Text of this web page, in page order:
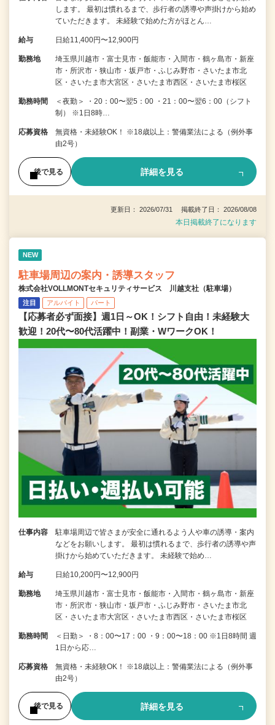
します。 最初は慣れるまで、歩行者の誘導や声掛けから始め
ていただきます。 未経験で始めた方がほとん…
給与 日給11,400円〜12,900円
勤務地
埼玉県川越市・富士見市・飯能市・入間市・鶴ヶ島市・新座
市・所沢市・狭山市・坂戸市・ふじみ野市・さいたま市北
区・さいたま市大宮区・さいたま市西区・さいたま市桜区
勤務時間
＜夜勤＞ ・20：00〜翌5：00 ・21：00〜翌6：00（シフト
制） ※1日8時…
応募資格
無資格・未経験OK！ ※18歳以上：警備業法による（例外事
由2号）
後で見る 詳細を見る
更新日： 2026/07/31 掲載終了日： 2026/08/08
本日掲載終了になります
NEW
駐車場周辺の案内・誘導スタッフ
株式会社VOLLMONTセキュリティサービス 川越支社（駐車場）
注目 アルバイト パート
【応募者必ず面接】週1日～OK！シフト自由！未経験大
歓迎！20代〜80代活躍中！副業・WワークOK！
仕事内容
駐車場周辺で皆さまが安全に通れるよう人や車の誘導・案内
などをお願いします。 最初は慣れるまで、歩行者の誘導や声
掛けから始めていただきます。 未経験で始め…
給与 日給10,200円〜12,900円
勤務地
埼玉県川越市・富士見市・飯能市・入間市・鶴ヶ島市・新座
市・所沢市・狭山市・坂戸市・ふじみ野市・さいたま市北
区・さいたま市大宮区・さいたま市西区・さいたま市桜区
勤務時間
＜日勤＞ ・8：00〜17：00 ・9：00〜18：00 ※1日8時間 週
1日から応…
応募資格
無資格・未経験OK！ ※18歳以上：警備業法による（例外事
由2号）
後で見る 詳細を見る